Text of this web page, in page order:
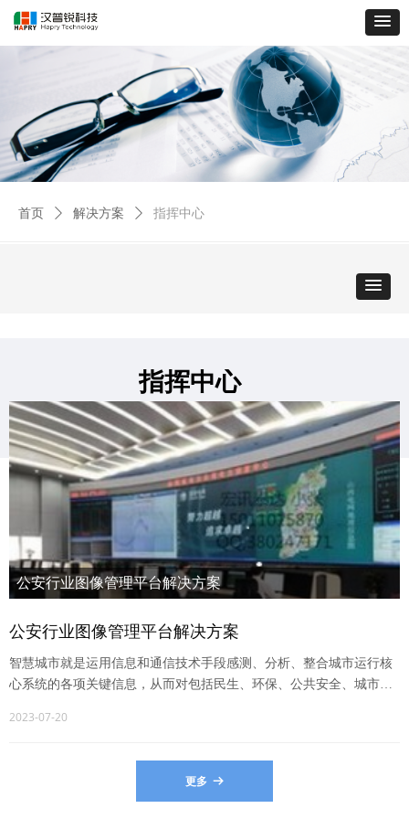
首页 ꄲ 解决方案 ꄲ 指挥中心
公安行业图像管理平台解决方案
核心系统的各项关键信息，从而对包括民生、环保、公共安全、城
市服务、工商业活动在内的各种需求做出智能响应。其实质是
公安行业图像管理平台解决方案
智慧城市就是运用信息和通信技术手段感测、分析、整合城市运行核
心系统的各项关键信息，从而对包括民生、环保、公共安全、城市服
2023-07-20
更多 뀠
指挥中心